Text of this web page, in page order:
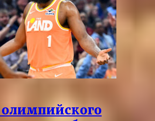
олимпийского